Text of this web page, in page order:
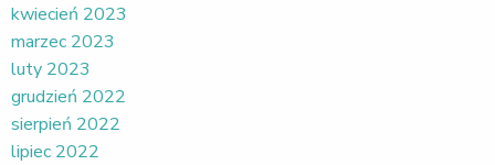
kwiecień 2023
marzec 2023
luty 2023
grudzień 2022
sierpień 2022
lipiec 2022